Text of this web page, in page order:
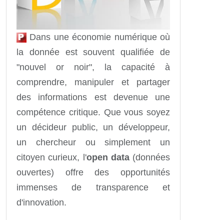
Dans une économie numérique où
la donnée est souvent qualifiée de
"nouvel or noir", la capacité à
comprendre, manipuler et partager
des informations est devenue une
compétence critique. Que vous soyez
un décideur public, un développeur,
un chercheur ou simplement un
citoyen curieux, l'open data(données
ouvertes) offre des opportunités
immenses de transparence et
d'innovation.